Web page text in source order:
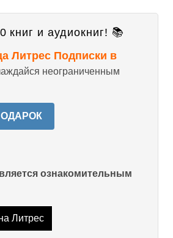
книг и аудиокниг! 📚
Литрес Подписки в
неограниченным
ознакомительным
Литрес